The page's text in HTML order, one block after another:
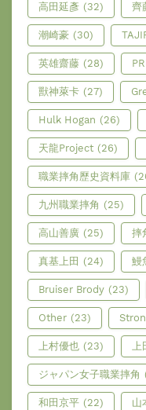
高田延彥 (32) 齊
潮崎豪 (30)
英雄齋藤 (28)
獸神萊卡 (27)
Hulk Hogan (26)
天龍Project (26)
職業摔角歷史資料庫
九州職業摔角 (25)
高山善廣 (25) 摔
真基上田 (24) 鰻
Bruiser Brody (23)
Other (23)
上村優也 (23) 上
ジャパン女子職業摔角
和田京平 (22) 山